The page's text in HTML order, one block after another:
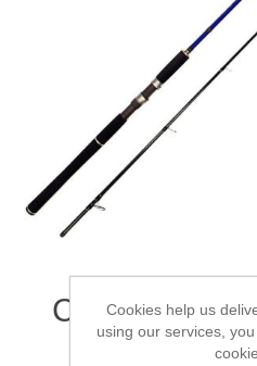
Аксессуары
Спиннинг
Spring
Cookies help us
using our services,